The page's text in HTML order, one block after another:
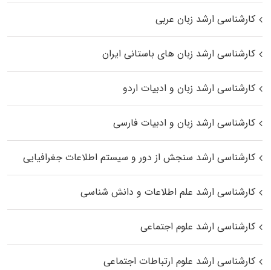
کارشناسی ارشد زبان عربی
کارشناسی ارشد زبان‌ های باستانی ایران
کارشناسی ارشد زبان و ادبیات اردو
کارشناسی ارشد زبان و ادبیات فارسی
کارشناسی ارشد سنجش از دور و سیستم اطلاعات جغرافیایی
کارشناسی ارشد علم اطلاعات و دانش شناسی
کارشناسی ارشد علوم اجتماعی
کارشناسی ارشد علوم ارتباطات اجتماعی